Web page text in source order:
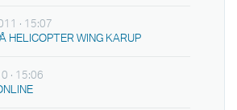
· 15:07
HELICOPTER WING KARUP
· 15:06